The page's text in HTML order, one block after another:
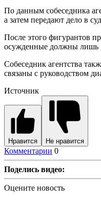
По данным собеседника
а затем передают дело в
После этого фигурантов
осужденные должны лишь
Собеседник агентства
связаны с руководством
Источник
Нравится Не нравится
Комментарии 0
Поделись видео:
Оцените новость